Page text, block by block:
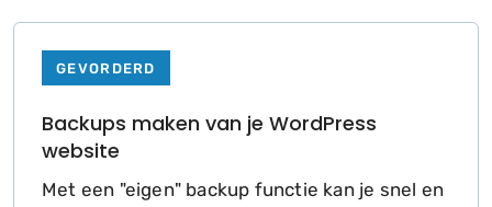
GEVORDERD
Backups maken van je WordPress
website
Met een "eigen" backup functie kan je snel en